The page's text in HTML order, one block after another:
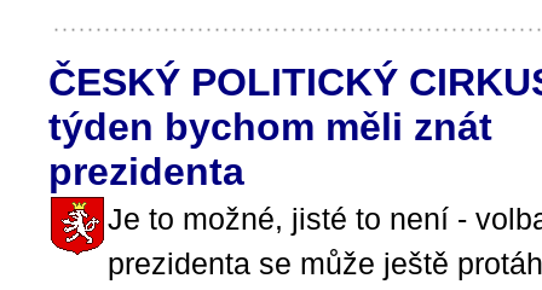
ČESKÝ POLITICKÝ
týden bychom měli znát
prezidenta
Je to možné, jisté to není -
prezidenta se může ještě